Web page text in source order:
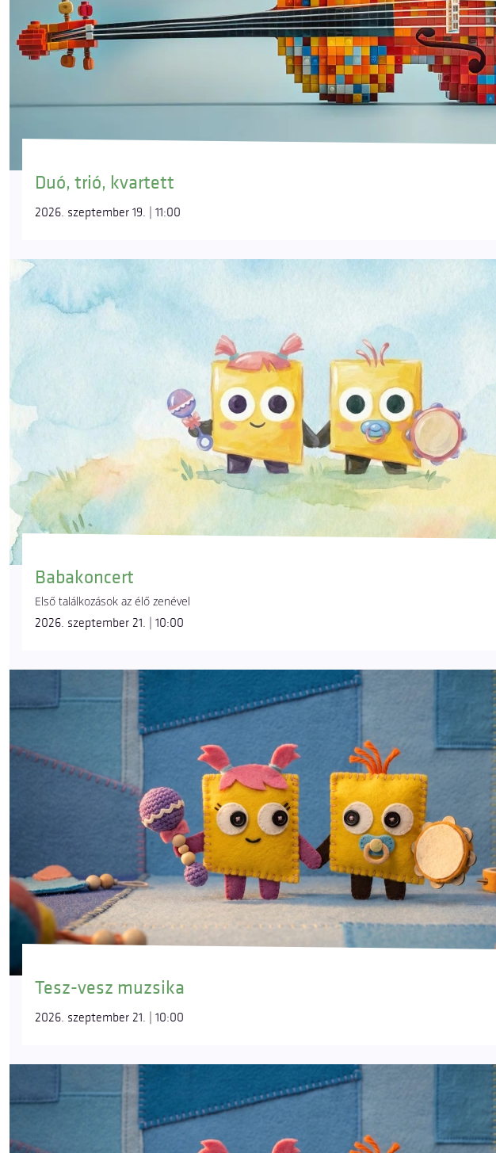
Duó, trió, kvartett
2026. szeptember 19. | 11:00
Babakoncert
Első találkozások az élő zenével
2026. szeptember 21. | 10:00
Tesz-vesz muzsika
2026. szeptember 21. | 10:00